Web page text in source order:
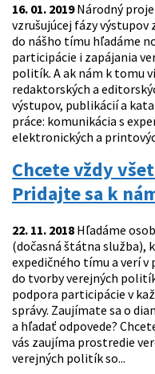
16. 01. 2019Národný
vzrušujúcej fázy
do nášho tímu hľadáme
participácie i zapájania
politík. A ak nám k tomu
redaktorských a
výstupov, publikácií a
práce: komunikácia s
elektronických a
Chcete vždy
Pridajte sa k
22. 11. 2018 Hľadáme
(dočasná štátna služba),
expedičného tímu a verí
do tvorby verejných
podpora participácie v
správy. Zaujímate sa o
a hľadať odpovede?
vás zaujíma prostredie
verejných politík so...